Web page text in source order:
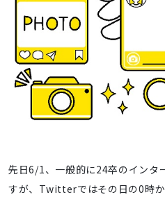
先日6/1、一般的に24卒のインタ
すが、Twitterではその日の0時